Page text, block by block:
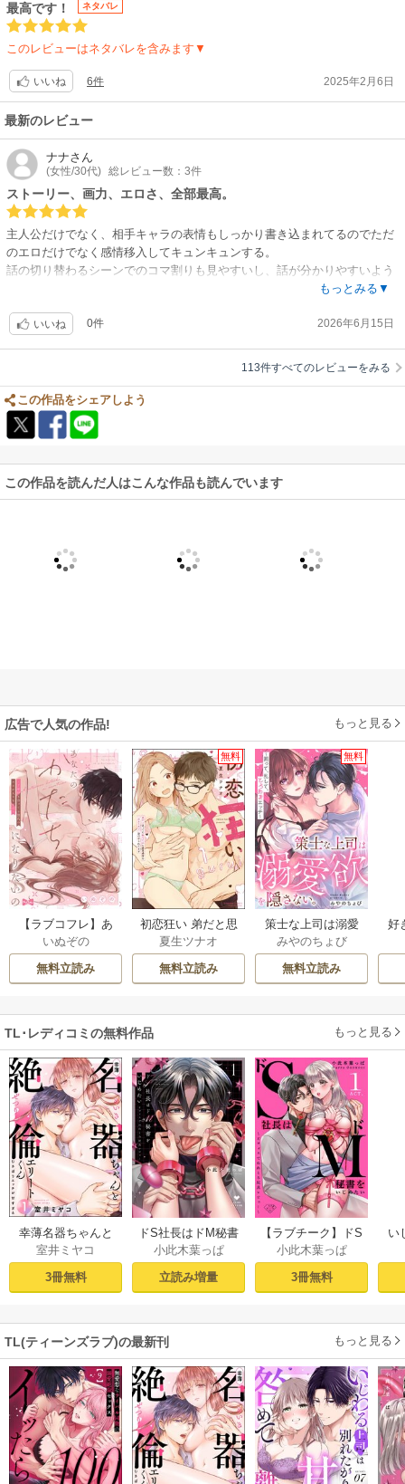
最高です！ ネタバレ
このレビューはネタバレを含みます▼
いいね 6件 2025年2月6日
最新のレビュー
ナナさん
(女性/30代) 総レビュー数：3件
ストーリー、画力、エロさ、全部最高。
主人公だけでなく、相手キャラの表情もしっかり書き込まれてるのでただ
のエロだけでなく感情移入してキュンキュンする。
話の切り替わるシーンでのコマ割りも見やすいし、話が分かりやすいよう
に細かいところまで書き込まれてるのでストーリーにも入り込みやすくて
もっとみる▼
いいね 0件 2026年6月15日
113件すべてのレビューをみる
この作品をシェアしよう
この作品を読んだ人はこんな作品も読んでいます
広告で人気の作品! もっと見る
【ラブコフレ】あ
なたのかたちにな
りたいの －7年付き
合ってる彼氏の××
いぬぞの
無料立読み
無料
初恋狂い 弟だと思
ってた幼なじみに
激重感情を（※カ
ラダで）浴びせら
夏生ツナオ
無料立読み
無料
策士な上司は溺愛
欲を隠さない。～
囲って、乱して、
とろあまエッチ～
みやのちょび
無料立読み
好
TL･レディコミの無料作品 もっと見る
幸薄名器ちゃんと
絶倫エリートくん
むさぼりエッチが
甘すぎる（分冊
室井ミヤコ
3冊無料
ドS社長はドM秘書
をいじめたい～オ
フィスでぬれとろ
玩具レビュー～ 1
き】
小此木葉っぱ
立読み増量
【ラブチーク】ドS
社長はドM秘書をい
じめたい～オフィ
スでぬれとろ玩具
小此木葉っぱ
3冊無料
い
TL(ティーンズラブ)の最新刊 もっと見る